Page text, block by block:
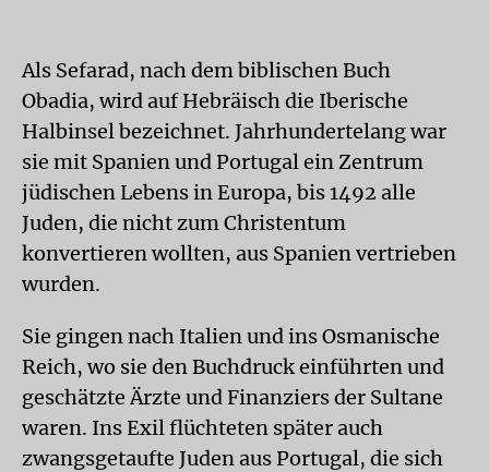
Als Sefarad, nach dem biblischen Buch
Obadia, wird auf Hebräisch die Iberische
Halbinsel bezeichnet. Jahrhundertelang war
sie mit Spanien und Portugal ein Zentrum
jüdischen Lebens in Europa, bis 1492 alle
Juden, die nicht zum Christentum
konvertieren wollten, aus Spanien vertrieben
wurden.
Sie gingen nach Italien und ins Osmanische
Reich, wo sie den Buchdruck einführten und
geschätzte Ärzte und Finanziers der Sultane
waren. Ins Exil flüchteten später auch
zwangsgetaufte Juden aus Portugal, die sich